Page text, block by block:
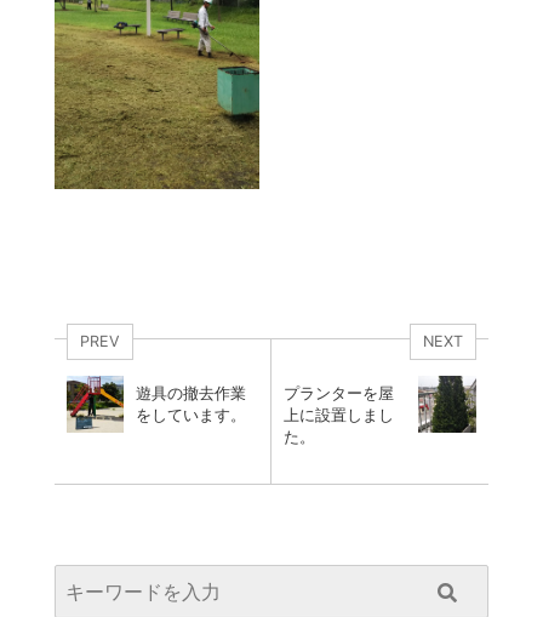
PREV
遊具の撤去作業
をしています。
NEXT
プランターを屋
上に設置しまし
た。